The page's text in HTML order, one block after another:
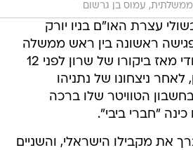
עמוס בן גרשום
עצרת האו"ם בניו יורק
2014 - פגישה ראשונה בין ראש ממשלה
ישראלי ומקבילו ההודי מאז ביקורו של שרון לפני 12
ניצחונו של נתניהו
הטוויטר שלו ברכה
כינה "חברי ביבי".
את מקבילו הישראלי, והשניים